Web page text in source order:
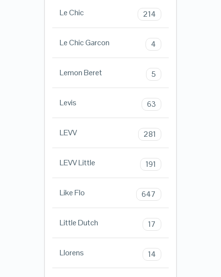
Le Chic 214
Le Chic Garcon 4
Lemon Beret 5
Levis 63
LEVV 281
LEVV Little 191
Like Flo 647
Little Dutch 17
Llorens 14